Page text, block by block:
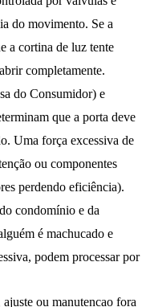
do movimento. Se a
a cortina de luz tente
completamente.
do Consumidor) e
que a porta deve
Uma força excessiva de
ou componentes
perdendo eficiência).
condomínio e da
é machucado e
podem processar por
ou manutencao fora